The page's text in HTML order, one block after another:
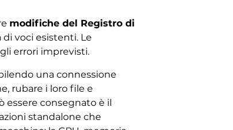
modifiche del Registro di
voci esistenti. Le
errori imprevisti.
una connessione
rubare i loro file e
essere consegnato è il
standalone che